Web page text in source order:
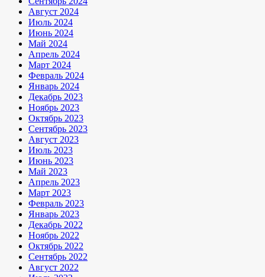
Август 2024
Июль 2024
Июнь 2024
Май 2024
Апрель 2024
Март 2024
Февраль 2024
Январь 2024
Декабрь 2023
Ноябрь 2023
Октябрь 2023
Сентябрь 2023
Август 2023
Июль 2023
Июнь 2023
Май 2023
Апрель 2023
Март 2023
Февраль 2023
Январь 2023
Декабрь 2022
Ноябрь 2022
Октябрь 2022
Сентябрь 2022
Август 2022